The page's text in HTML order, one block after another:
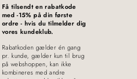
Få tilsendt en rabatkode
med -15% på din første
ordre - hvis du tilmelder dig
vores kundeklub.
Rabatkoden gælder én gang
pr. kunde, gælder kun til brug
på webshoppen, kan ikke
kombineres med andre